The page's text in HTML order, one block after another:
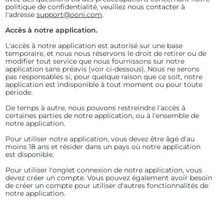
politique de confidentialité, veuillez nous contacter à
l'adressesupport@ooni.com.
Accès à notre application.
L'accès à notre application est autorisé sur une base
temporaire, et nous nous réservons le droit de retirer ou de
modifier tout service que nous fournissons sur notre
application sans préavis (voir ci-dessous). Nous ne serons
pas responsables si, pour quelque raison que ce soit, notre
application est indisponible à tout moment ou pour toute
période.
De temps à autre, nous pouvons restreindre l'accès à
certaines parties de notre application, ou à l'ensemble de
notre application.
Pour utiliser notre application, vous devez être âgé d'au
moins 18 ans et résider dans un pays où notre application
est disponible.
Pour utiliser l'onglet connexion de notre application, vous
devez créer un compte. Vous pouvez également avoir besoin
de créer un compte pour utiliser d'autres fonctionnalités de
notre application.